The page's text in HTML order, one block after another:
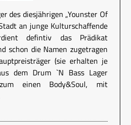
des diesjährigen „Younster Of
an junge Kulturschaffende
defintiv das Prädikat
schon die Namen zugetragen
(sie erhalten je
dem Drum `N Bass Lager
einen Body&Soul, mit